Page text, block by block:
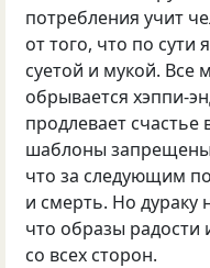
потребления учит
от того, что по сути
суетой и мукой. Все
обрывается хэппи-
продлевает счастье
шаблоны
что за следующим
и смерть. Но дураку
что образы радости
со всех сторон.